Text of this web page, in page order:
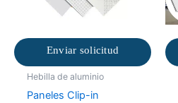
Enviar solicitud
Hebilla de aluminio
Paneles Clip-in